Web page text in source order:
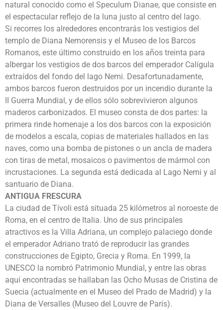
natural conocido como el Speculum Dianae, que consiste en
el espectacular reflejo de la luna justo al centro del lago.
Si recorres los alrededores encontrarás los vestigios del
templo de Diana Nemorensis y el Museo de los Barcos
Romanos, este último construido en los años treinta para
albergar los vestigios de dos barcos del emperador Calígula
extraídos del fondo del lago Nemi. Desafortunadamente,
ambos barcos fueron destruidos por un incendio durante la
II Guerra Mundial, y de ellos sólo sobrevivieron algunos
maderos carbonizados. El museo consta de dos partes: la
primera rinde homenaje a los dos barcos con la exposición
de modelos a escala, copias de materiales hallados en las
naves, como una bomba de pistones o un ancla de madera
con tiras de metal, mosaicos o pavimentos de mármol con
incrustaciones. La segunda está dedicada al Lago Nemi y al
santuario de Diana.
ANTIGUA FRESCURA
La ciudad de Tívoli está situada 25 kilómetros al noroeste de
Roma, en el centro de Italia. Uno de sus principales
atractivos es la Villa Adriana, un complejo palaciego donde
el emperador Adriano trató de reproducir las grandes
construcciones de Egipto, Grecia y Roma. En 1999, la
UNESCO la nombró Patrimonio Mundial, y entre las obras
aquí encontradas se hallaban las Ocho Musas de Cristina de
Suecia (actualmente en el Museo del Prado de Madrid) y la
Diana de Versalles (Museo del Louvre de París).